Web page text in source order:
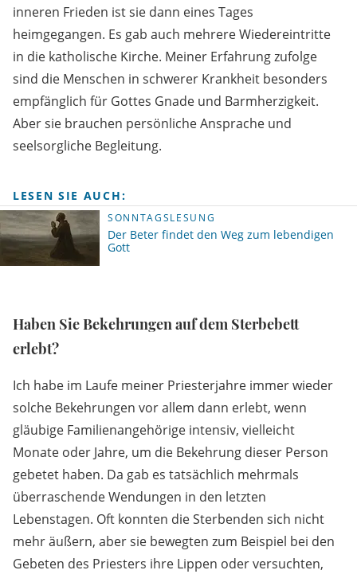
inneren Frieden ist sie dann eines Tages
heimgegangen. Es gab auch mehrere Wiedereintritte
in die katholische Kirche. Meiner Erfahrung zufolge
sind die Menschen in schwerer Krankheit besonders
empfänglich für Gottes Gnade und Barmherzigkeit.
Aber sie brauchen persönliche Ansprache und
seelsorgliche Begleitung.
LESEN SIE AUCH:
SONNTAGSLESUNG
Der Beter findet den Weg zum lebendigen
Gott
Haben Sie Bekehrungen auf dem Sterbebett
erlebt?
Ich habe im Laufe meiner Priesterjahre immer wieder
solche Bekehrungen vor allem dann erlebt, wenn
gläubige Familienangehörige intensiv, vielleicht
Monate oder Jahre, um die Bekehrung dieser Person
gebetet haben. Da gab es tatsächlich mehrmals
überraschende Wendungen in den letzten
Lebenstagen. Oft konnten die Sterbenden sich nicht
mehr äußern, aber sie bewegten zum Beispiel bei den
Gebeten des Priesters ihre Lippen oder versuchten,